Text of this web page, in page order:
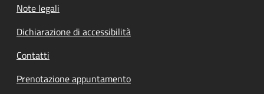
Note legali
Dichiarazione di accessibilità
Contatti
Prenotazione appuntamento